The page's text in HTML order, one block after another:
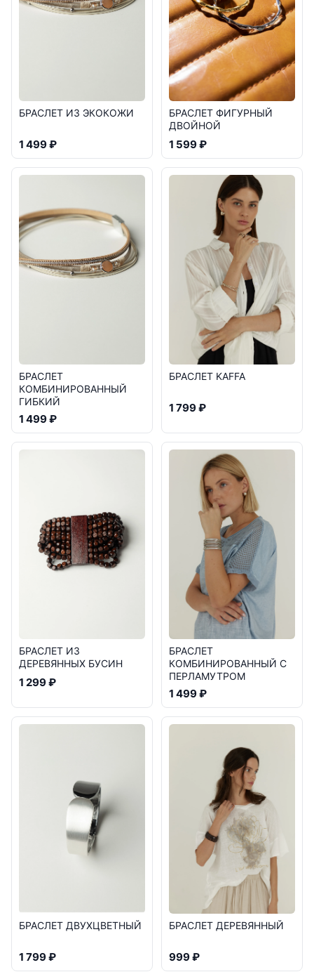
БРАСЛЕТ ИЗ ЭКОКОЖИ
1 499 ₽
БРАСЛЕТ ФИГУРНЫЙ
ДВОЙНОЙ
1 599 ₽
БРАСЛЕТ
КОМБИНИРОВАННЫЙ
ГИБКИЙ
1 499 ₽
БРАСЛЕТ KAFFA
1 799 ₽
БРАСЛЕТ ИЗ
ДЕРЕВЯННЫХ БУСИН
1 299 ₽
БРАСЛЕТ
КОМБИНИРОВАННЫЙ С
ПЕРЛАМУТРОМ
1 499 ₽
БРАСЛЕТ ДВУХЦВЕТНЫЙ
1 799 ₽
БРАСЛЕТ ДЕРЕВЯННЫЙ
999 ₽